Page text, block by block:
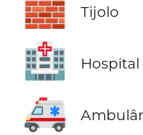
🧱 Tijolo
🏥 Hospital
🚑